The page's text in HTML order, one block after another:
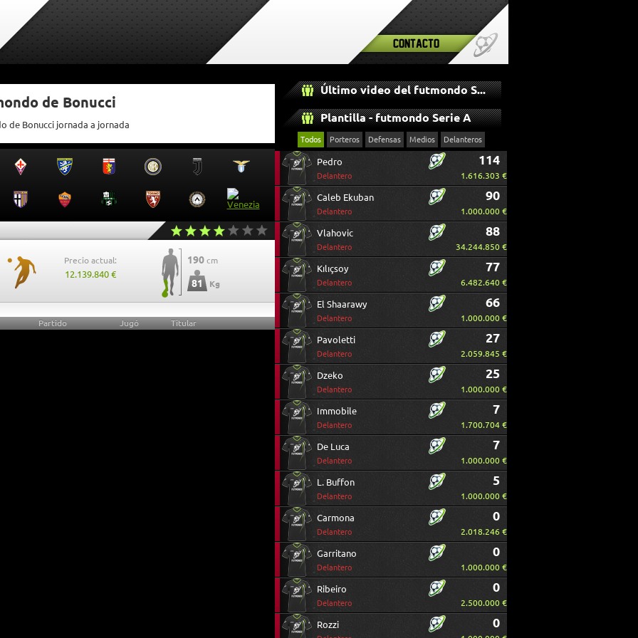
Contacto
de Bonucci
de Bonucci jornada a jornada
Precio actual:
12.139.840 €
190 cm
81 Kg
Último video del futmondo Serie A
Plantilla - futmondo Serie A
Todos Porteros Defensas Medios Delanteros
Pedro
Delantero
114
1.616.303 €
Caleb Ekuban
Delantero
90
1.000.000 €
Vlahovic
Delantero
88
34.244.850 €
Kılıçsoy
Delantero
77
6.482.640 €
El Shaarawy
Delantero
66
1.000.000 €
Pavoletti
Delantero
27
2.059.845 €
Dzeko
Delantero
25
1.000.000 €
Immobile
Delantero
7
1.700.704 €
De Luca
Delantero
7
1.000.000 €
L. Buffon
Delantero
5
1.000.000 €
Carmona
Delantero
0
2.018.246 €
Garritano
Delantero
0
1.000.000 €
Ribeiro
Delantero
0
2.500.000 €
Rozzi 0